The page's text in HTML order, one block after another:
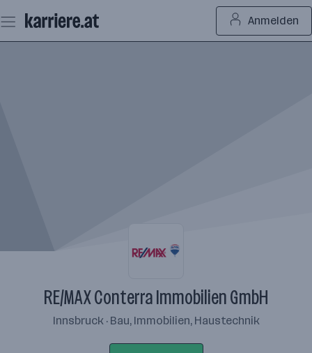
Seiteninhalt
springen
Anmelden
RE/MAX Conterra Immobilien GmbH
Innsbruck · Bau, Immobilien, Haustechnik